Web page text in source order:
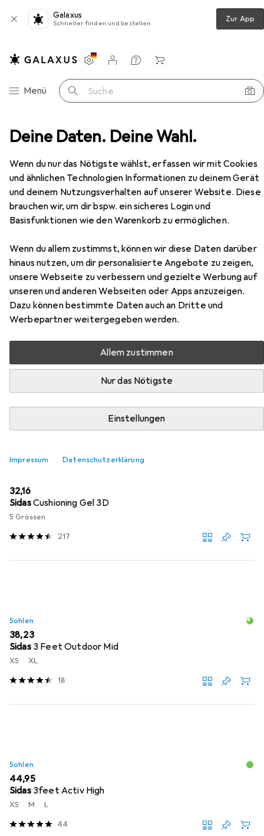
Deine Daten. Deine Wahl.
Wenn du nur das Nötigste wählst, erfassen wir mit Cookies
und ähnlichen Technologien Informationen zu deinem Gerät
und deinem Nutzungsverhalten auf unserer Website. Diese
brauchen wir, um dir bspw. ein sicheres Login und
Basisfunktionen wie den Warenkorb zu ermöglichen.
Wenn du allem zustimmst, können wir diese Daten darüber
hinaus nutzen, um dir personalisierte Angebote zu zeigen,
unsere Webseite zu verbessern und gezielte Werbung auf
unseren und anderen Webseiten oder Apps anzuzeigen.
Dazu können bestimmte Daten auch an Dritte und
Werbepartner weitergegeben werden.
Allem zustimmen
Nur das Nötigste
Einstellungen
Impressum Datenschutzerklärung
Galaxus
Schneller finden und bestellen Zur App
Navigation nach Kategorien
Menü Suche
Einstellungen
Kundenkonto
Vergleichslisten
Merklisten
Warenkorb
Elten wasserdichte Bauschuhe Gore-Tex®
EUR
106,37
Elten
wasserdichte Bauschuhe Gore-
Tex®
5 Grössen
Zubehör für Elten wasserdichte
Bauschuhe Gore-Tex®
Hier findest du passendes Zubehör zum Produkt Elten
wasserdichte Bauschuhe Gore-Tex® aus der Kategorie
Sohlen.
Beliebt Elten
EUR
32,16
SidasCushioning Gel 3D
5 Grössen
217
Sohlen
EUR
38,23
Sidas 3 Feet Outdoor Mid
XS XL
18
Sohlen
EUR
44,95
Sidas 3feet Activ High
XS M L
44